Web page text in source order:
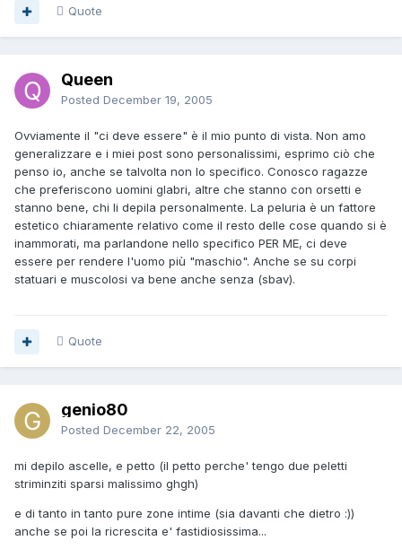
Quote
Queen
Posted December 19, 2005
Ovviamente il "ci deve essere" è il mio punto di vista. Non amo
generalizzare e i miei post sono personalissimi, esprimo ciò che
penso io, anche se talvolta non lo specifico. Conosco ragazze
che preferiscono uomini glabri, altre che stanno con orsetti e
stanno bene, chi li depila personalmente. La peluria è un fattore
estetico chiaramente relativo come il resto delle cose quando si è
inammorati, ma parlandone nello specifico PER ME, ci deve
essere per rendere l'uomo più "maschio". Anche se su corpi
statuari e muscolosi va bene anche senza (sbav).
Quote
genio80
Posted December 22, 2005
mi depilo ascelle, e petto (il petto perche' tengo due peletti
striminziti sparsi malissimo ghgh)
e di tanto in tanto pure zone intime (sia davanti che dietro :))
anche se poi la ricrescita e' fastidiosissima...